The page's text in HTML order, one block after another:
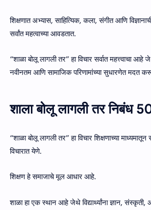
शिक्षणात अभ्यास, साहित्यिक, कला, संगीत आणि
सर्वांत महत्वाच्या आवडतात.
“शाळा बोलू लागली तर” हा विचार सर्वात महत्त्वाचा आहे
नवीनतम आणि सामाजिक परिणामांच्या सुधारणेत मदत
शाला बोलू लागली तर निबंध
“शाळा बोलू लागली तर” हा विचार शिक्षणाच्या माध्यमातून
विचारात येणे.
शिक्षण हे समाजाचे मूल आधार आहे.
शाळा हा एक स्थान आहे जेथे विद्यार्थ्यांना ज्ञान, संस्कृती,